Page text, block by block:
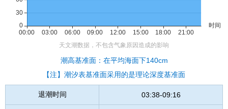
潮高基准面：在平均海面下140cm
【注】潮汐表基准面采用的是理论深度基准面
退潮时间 03:38-09:16